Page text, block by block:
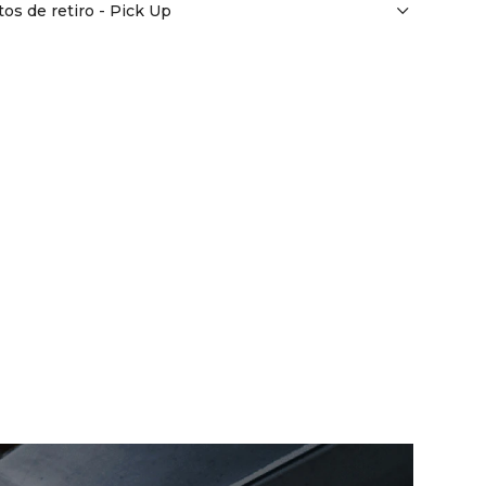
de retiro - Pick Up